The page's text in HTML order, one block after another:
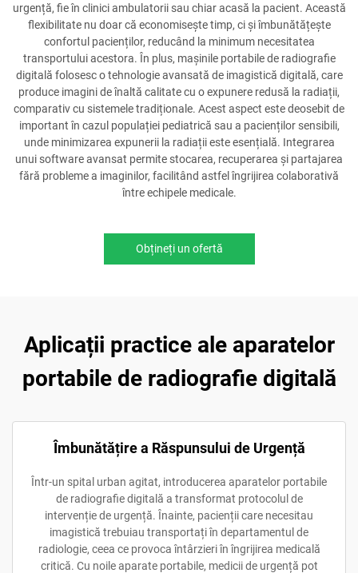
urgență, fie în clinici ambulatorii sau chiar acasă la pacient. Această
flexibilitate nu doar că economisește timp, ci și îmbunătățește
confortul pacienților, reducând la minimum necesitatea
transportului acestora. În plus, mașinile portabile de radiografie
digitală folosesc o tehnologie avansată de imagistică digitală, care
produce imagini de înaltă calitate cu o expunere redusă la radiații,
comparativ cu sistemele tradiționale. Acest aspect este deosebit de
important în cazul populației pediatrică sau a pacienților sensibili,
unde minimizarea expunerii la radiații este esențială. Integrarea
unui software avansat permite stocarea, recuperarea și partajarea
fără probleme a imaginilor, facilitând astfel îngrijirea colaborativă
între echipele medicale.
Obțineți un ofertă
Aplicații practice ale aparatelor
portabile de radiografie digitală
Îmbunătățire a Răspunsului de Urgență
Într-un spital urban agitat, introducerea aparatelor portabile
de radiografie digitală a transformat protocolul de
intervenție de urgență. Înainte, pacienții care necesitau
imagistică trebuiau transportați în departamentul de
radiologie, ceea ce provoca întârzieri în îngrijirea medicală
critică. Cu noile aparate portabile, medicii de urgență pot